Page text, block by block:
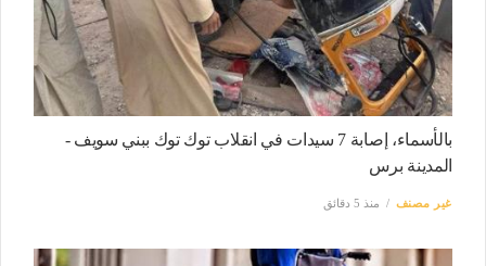
بالأسماء، إصابة 7 سيدات في انقلاب توك توك ببني سويف -
المدينة برس
غير مصنف منذ 5 دقائق